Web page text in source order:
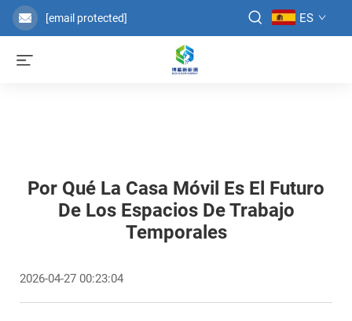
[email protected] ES
Por Qué La Casa Móvil Es El Futuro
De Los Espacios De Trabajo
Temporales
2026-04-27 00:23:04